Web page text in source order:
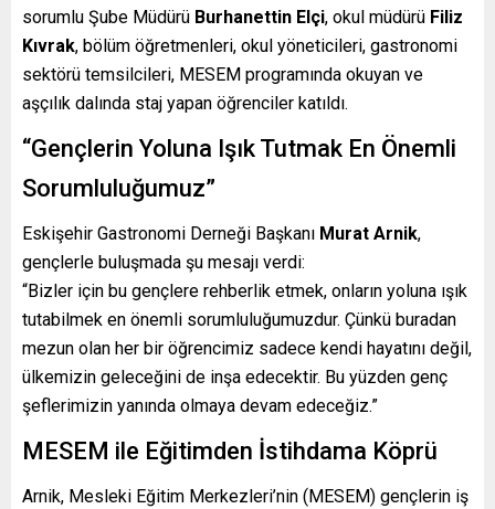
sorumlu Şube Müdürü Burhanettin Elçi, okul müdürü Filiz
Kıvrak, bölüm öğretmenleri, okul yöneticileri, gastronomi
sektörü temsilcileri, MESEM programında okuyan ve
aşçılık dalında staj yapan öğrenciler katıldı.
“Gençlerin Yoluna Işık Tutmak En Önemli
Sorumluluğumuz”
Eskişehir Gastronomi Derneği Başkanı Murat Arnik,
gençlerle buluşmada şu mesajı verdi:
“Bizler için bu gençlere rehberlik etmek, onların yoluna ışık
tutabilmek en önemli sorumluluğumuzdur. Çünkü buradan
mezun olan her bir öğrencimiz sadece kendi hayatını değil,
ülkemizin geleceğini de inşa edecektir. Bu yüzden genç
şeflerimizin yanında olmaya devam edeceğiz.”
MESEM ile Eğitimden İstihdama Köprü
Arnik, Mesleki Eğitim Merkezleri’nin (MESEM) gençlerin iş